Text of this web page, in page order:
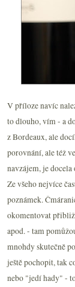
V příloze navíc
to dlouho, vím - a
z Bordeaux, ale
porovnání, ale též
navzájem, je docela
Ze všeho nejvíce
poznámek.
okomentovat
apod. - tam
mnohdy skutečně
ještě pochopit, tak
nebo "jedí hady" -